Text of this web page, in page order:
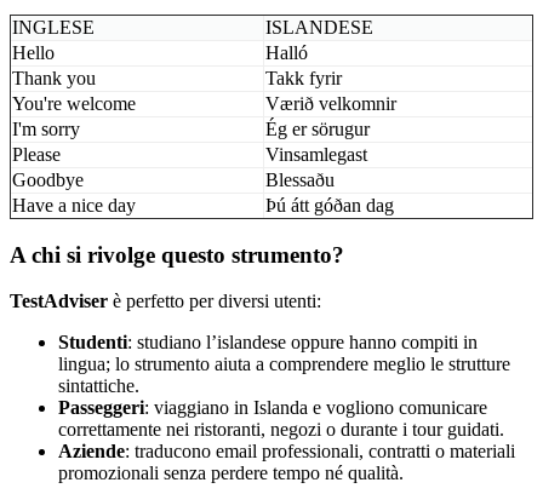
INGLESE
ISLANDESE
Hello
Halló
Thank you
Takk fyrir
You're welcome
Værið velkomnir
I'm sorry
Ég er sörugur
Please
Vinsamlegast
Goodbye
Blessaðu
Have a nice day
Þú átt góðan dag
A chi si rivolge questo strumento?
TestAdviser è perfetto per diversi utenti:
Studenti: studiano l’islandese oppure hanno compiti in
lingua; lo strumento aiuta a comprendere meglio le strutture
sintattiche.
Passeggeri: viaggiano in Islanda e vogliono comunicare
correttamente nei ristoranti, negozi o durante i tour guidati.
Aziende: traducono email professionali, contratti o materiali
promozionali senza perdere tempo né qualità.